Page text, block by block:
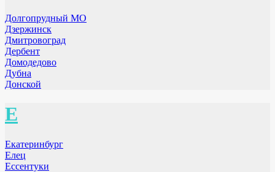
Долгопрудный МО
Дзержинск
Дмитровоград
Дербент
Домодедово
Дубна
Донской
Е
Екатеринбург
Елец
Ессентуки